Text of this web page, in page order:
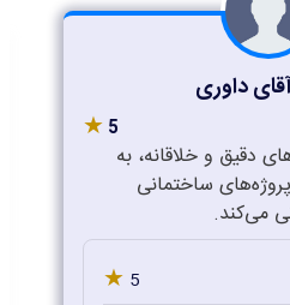
داوری
5
★
دقیق و خلاقانه، به
ساختمانی
می‌کند.
5
★